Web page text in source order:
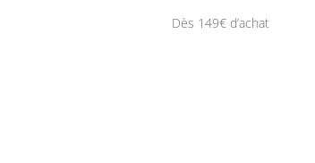
Dès 149€ d’achat